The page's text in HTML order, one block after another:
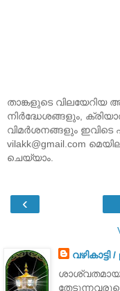
താങ്കളുടെ വിലയേറിയ
നിര്‍ദ്ധേശങ്ങളും,
വിമര്‍ശനങ്ങളും ഇവിടെ
vilakk@gmail.com
ചെയ്യാം.
‹
വഴികാട്ടി
ശാശ്വതമായ